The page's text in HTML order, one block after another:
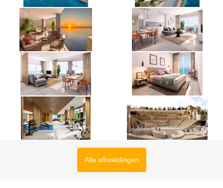
Alle afbeeldingen